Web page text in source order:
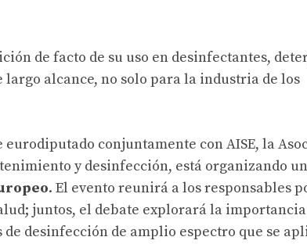
de facto de su uso en desinfectantes,
alcance, no solo para la industria de los
conjuntamente con AISE, la
y desinfección, está organizando un
. El evento reunirá a los responsables
juntos, el debate explorará la
desinfección de amplio espectro que se